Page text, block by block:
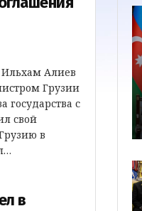
Алиев
Грузии
государства с
свой
в
в